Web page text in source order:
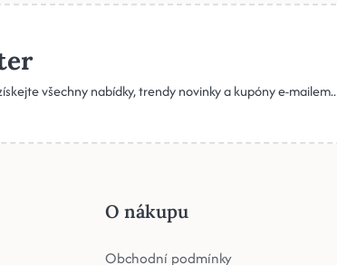
všechny nabídky, trendy novinky a kupóny e-mailem..
O nákupu
Obchodní podmínky